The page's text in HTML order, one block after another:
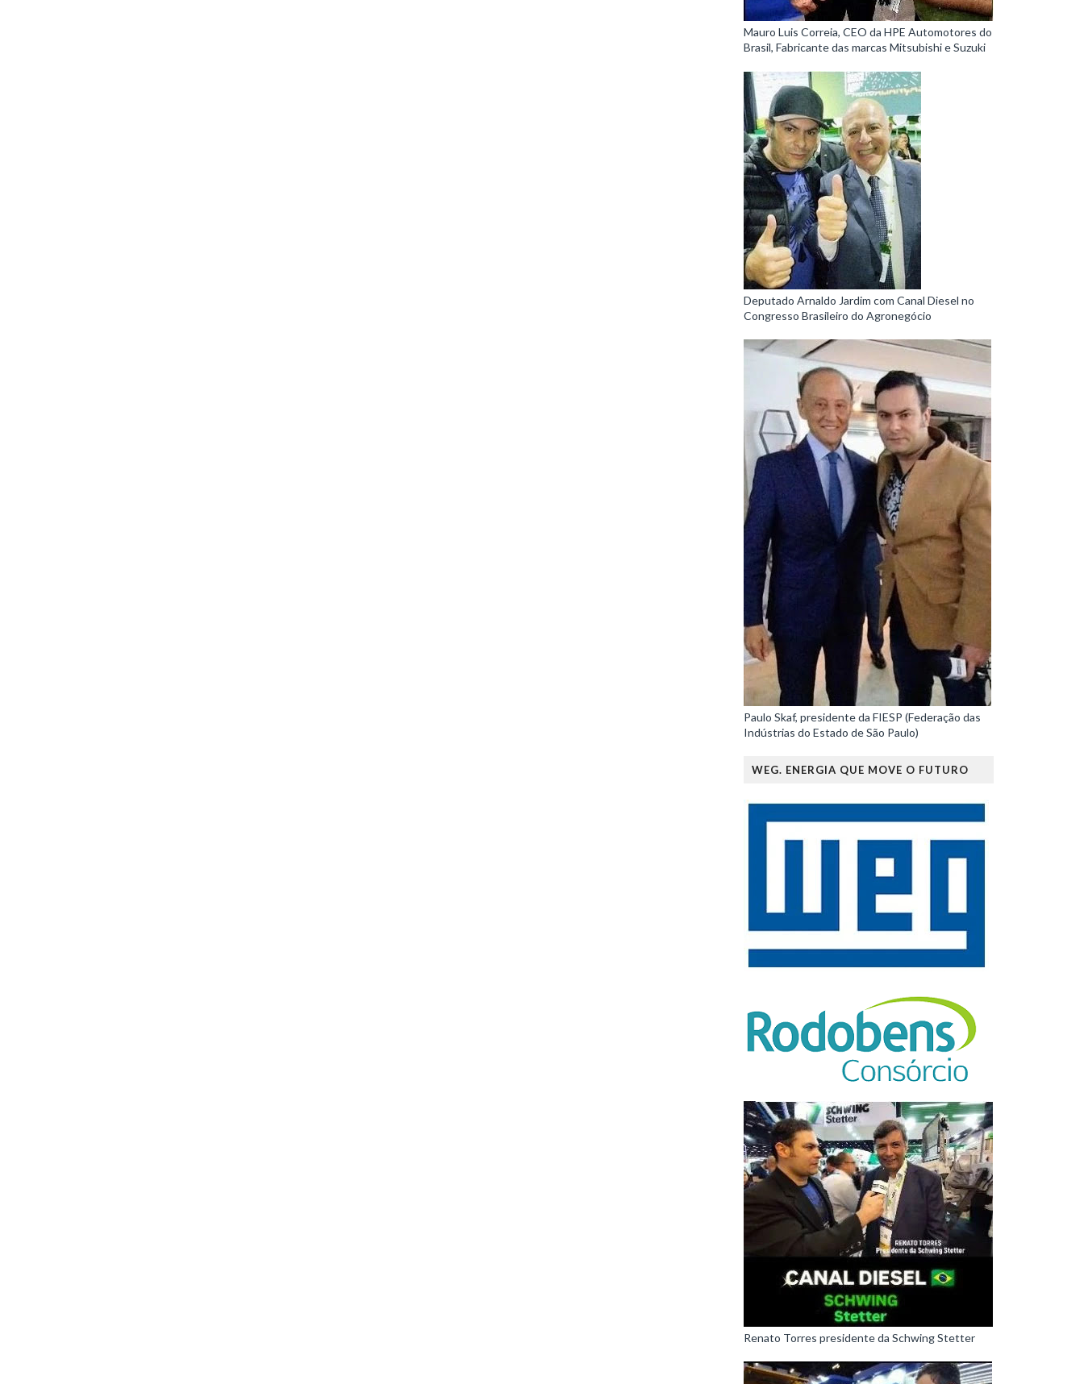
Mauro Luis Correia, CEO da HPE Automotores do
Brasil, Fabricante das marcas Mitsubishi e Suzuki
Deputado Arnaldo Jardim com Canal Diesel no
Congresso Brasileiro do Agronegócio
Paulo Skaf, presidente da FIESP (Federação das
Indústrias do Estado de São Paulo)
WEG. ENERGIA QUE MOVE O FUTURO
Renato Torres presidente da Schwing Stetter